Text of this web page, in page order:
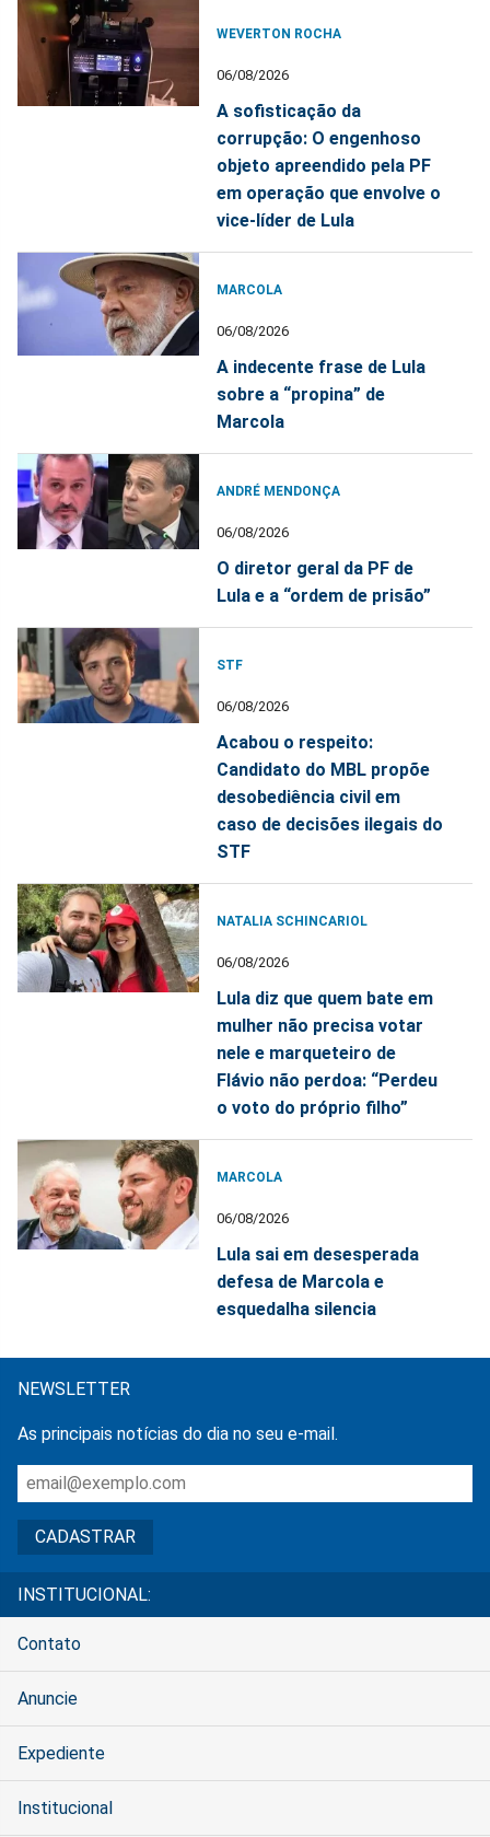
WEVERTON ROCHA
06/08/2026
A sofisticação da
corrupção: O engenhoso
objeto apreendido pela PF
em operação que envolve o
vice-líder de Lula
MARCOLA
06/08/2026
A indecente frase de Lula
sobre a “propina” de
Marcola
ANDRÉ MENDONÇA
06/08/2026
O diretor geral da PF de
Lula e a “ordem de prisão”
STF
06/08/2026
Acabou o respeito:
Candidato do MBL propõe
desobediência civil em
caso de decisões ilegais do
STF
NATALIA SCHINCARIOL
06/08/2026
Lula diz que quem bate em
mulher não precisa votar
nele e marqueteiro de
Flávio não perdoa: “Perdeu
o voto do próprio filho”
MARCOLA
06/08/2026
Lula sai em desesperada
defesa de Marcola e
esquedalha silencia
NEWSLETTER
As principais notícias do dia no seu e-mail.
INSTITUCIONAL:
Contato
Anuncie
Expediente
Institucional